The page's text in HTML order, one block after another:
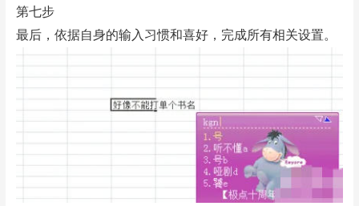
第七步
最后，依据自身的输入习惯和喜好，完成所有相关设置。